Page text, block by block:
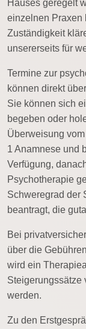
Hauses geregelt
einzelnen Praxen
Zuständigkeit
unsererseits für
Termine zur
können direkt
Sie können sich
begeben oder
Überweisung
1 Anamnese und
Verfügung,
Psychotherapie
Schweregrad der
beantragt, die
Bei
über die
wird ein
Steigerungssätze
werden.
Zu den